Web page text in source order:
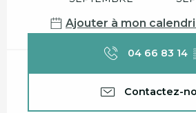
Ajouter à mon
04 66 83 14
Contactez-